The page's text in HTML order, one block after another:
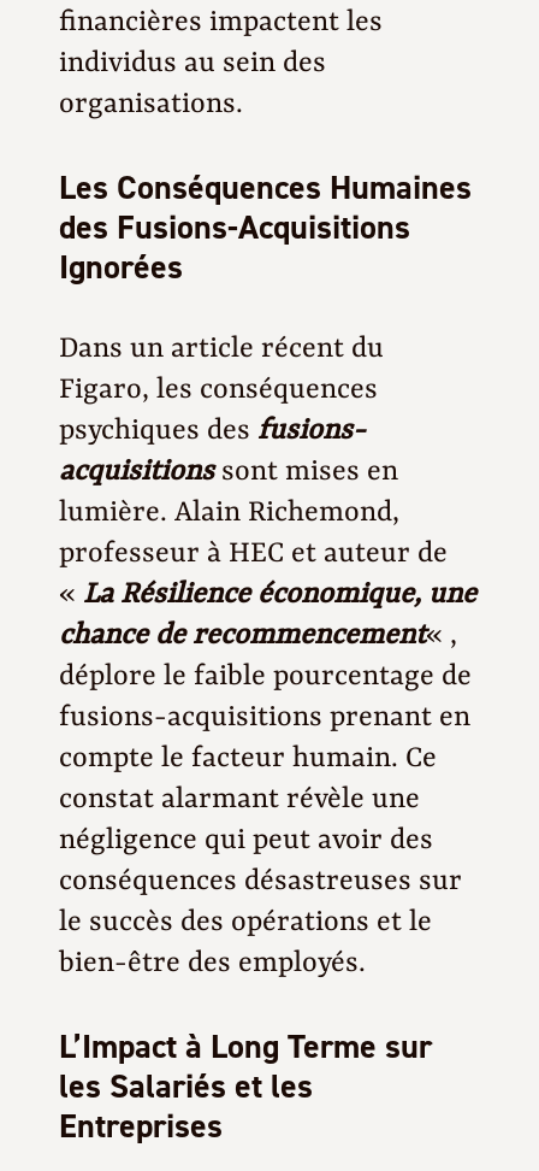
financières impactent les
individus au sein des
organisations.
Les Conséquences Humaines
des Fusions-Acquisitions
Ignorées
Dans un article récent du
Figaro, les conséquences
psychiques des fusions-
acquisitionssont mises en
lumière. Alain Richemond,
professeur à HEC et auteur de
« La Résilience économique, une
chance de recommencement« ,
déplore le faible pourcentage de
fusions-acquisitions prenant en
compte le facteur humain. Ce
constat alarmant révèle une
négligence qui peut avoir des
conséquences désastreuses sur
le succès des opérations et le
bien-être des employés.
L’Impact à Long Terme sur
les Salariés et les
Entreprises